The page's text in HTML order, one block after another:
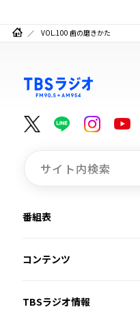
VOL.100 歯の磨きかた
番組表
コンテンツ
TBSラジオ情報